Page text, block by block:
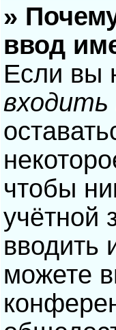
»
ввод
Если вы
входить
чтобы
учётной
вводить
можете